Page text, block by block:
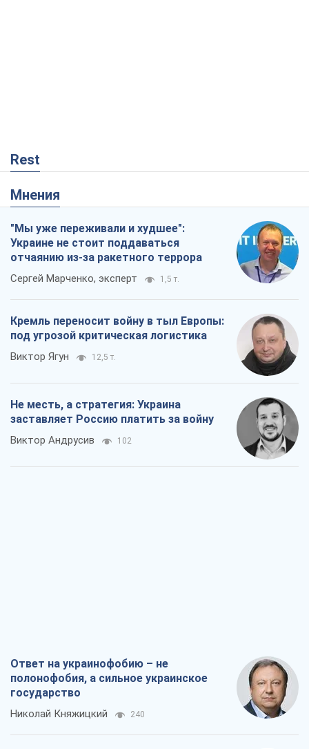
Rest
Мнения
"Мы уже переживали и худшее":
Украине не стоит поддаваться
отчаянию из-за ракетного террора
Сергей Марченко, эксперт 1,5 т.
Кремль переносит войну в тыл Европы:
под угрозой критическая логистика
Виктор Ягун 12,5 т.
Не месть, а стратегия: Украина
заставляет Россию платить за войну
Виктор Андрусив 102
Ответ на украинофобию – не
полонофобия, а сильное украинское
государство
Николай Княжицкий 240